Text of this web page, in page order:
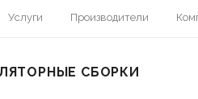
Услуги Производители
СБОРКИ